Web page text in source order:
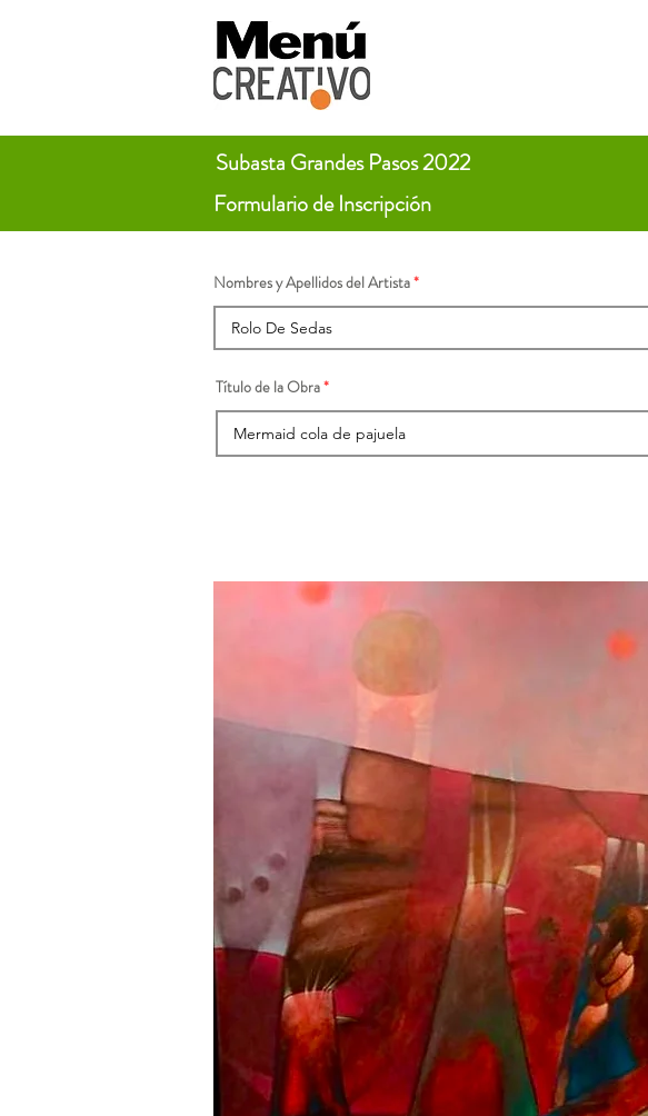
Subasta Grandes Pasos 2022
Formulario de Inscripción
Nombres y Apellidos del Artista
Título de la Obra